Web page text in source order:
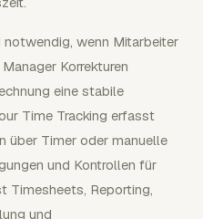
wenn Mitarbeiter
Korrekturen
eine stabile
Time Tracking erfasst
über Timer oder manuelle
und Kontrollen für
Timesheets, Reporting,
und